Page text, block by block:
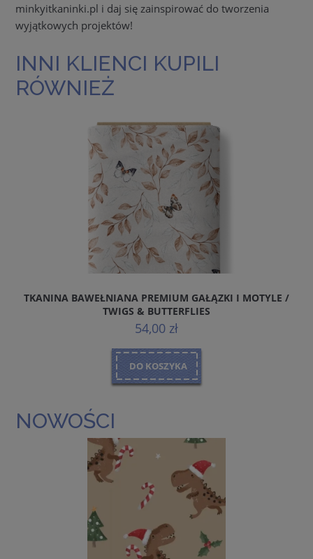
minkyitkaninki.pl i daj się zainspirować do tworzenia
wyjątkowych projektów!
INNI KLIENCI KUPILI
RÓWNIEŻ
TKANINA BAWEŁNIANA PREMIUM GAŁĄZKI I MOTYLE /
TWIGS & BUTTERFLIES
54,00 zł
DO KOSZYKA
NOWOŚCI